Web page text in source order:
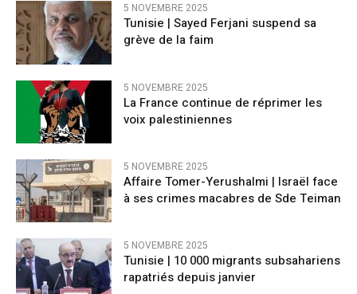
5 NOVEMBRE 2025
Tunisie | Sayed Ferjani suspend sa
grève de la faim
5 NOVEMBRE 2025
La France continue de réprimer les
voix palestiniennes
5 NOVEMBRE 2025
Affaire Tomer-Yerushalmi | Israël face
à ses crimes macabres de Sde Teiman
5 NOVEMBRE 2025
Tunisie | 10 000 migrants subsahariens
rapatriés depuis janvier